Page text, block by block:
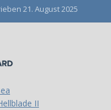
21. August 2025
II